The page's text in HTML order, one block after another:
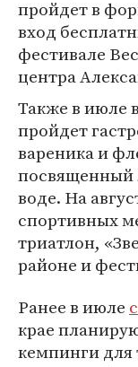
пройдет в
вход
фестивале
центра
Также в июле
пройдет
вареника и
посвященный
воде. На
спортивных
триатлон,
районе и
Ранее в июле
крае
кемпинги